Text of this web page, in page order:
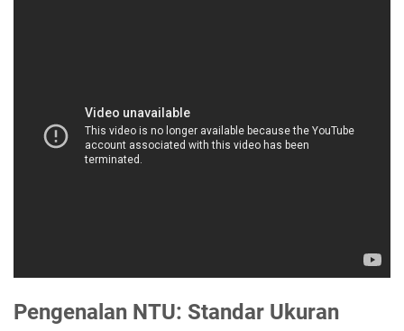
Pengenalan NTU: Standar Ukuran